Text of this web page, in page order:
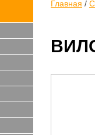
Главная /